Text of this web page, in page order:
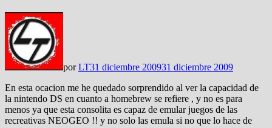
porLT31 diciembre 200931 diciembre 2009
En esta ocacion me he quedado sorprendido al ver la capacidad de
la nintendo DS en cuanto a homebrew se refiere , y no es para
menos ya que esta consolita es capaz de emular juegos de las
recreativas NEOGEO !! y no solo las emula si no que lo hace de